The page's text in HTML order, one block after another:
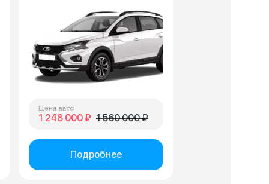
Цена авто
1 248 000 ₽ 1 560 000 ₽
Подробнее